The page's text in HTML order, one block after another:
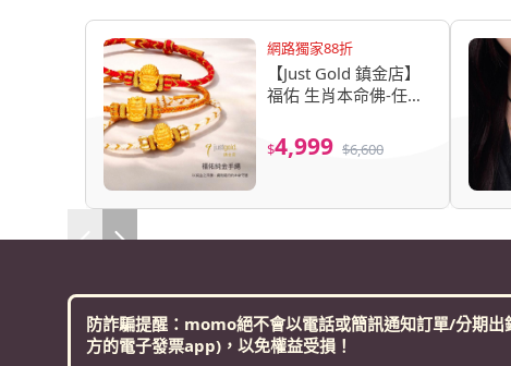
網路獨家88折
【Just Gold 鎮金店】
福佑 生肖本命佛-任選
品上市)
$4,999 $6,600
防詐騙提醒：momo絕不會以電話或簡訊通知訂單/分期
方的電子發票app)，以免權益受損！